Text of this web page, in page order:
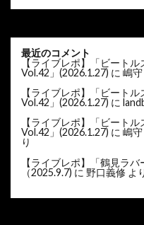
最近のコメント
【ライブレポ】「ビート
Vol.42」(2026.1.27) に 嶋
【ライブレポ】「ビート
Vol.42」(2026.1.27) に
【ライブレポ】「ビート
Vol.42」(2026.1.27) に 嶋
り
【ライブレポ】「鶴見ラ
（2025.9.7) に 野口義修 よ